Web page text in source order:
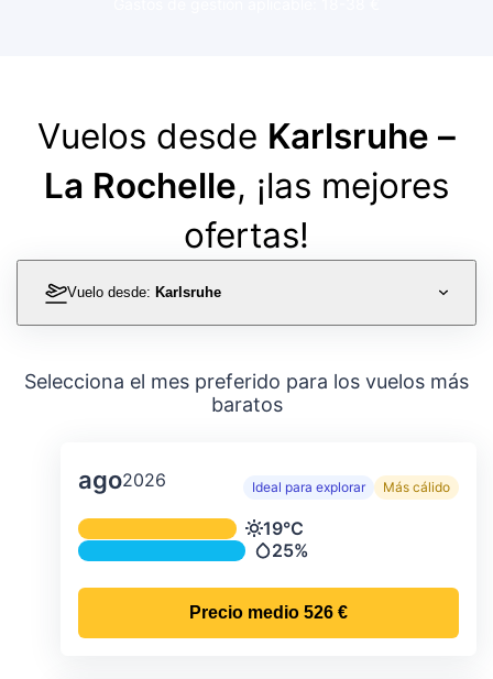
Vuelos desde Karlsruhe –
La Rochelle, ¡las mejores
ofertas!
Vuelo desde: Karlsruhe
Selecciona el mes preferido para los vuelos más
baratos
ago2026 Ideal para explorar Más cálido
Temperatura y precipitación media
Temperatura
19°C
Precipitación
25%
Precio medio 526 €